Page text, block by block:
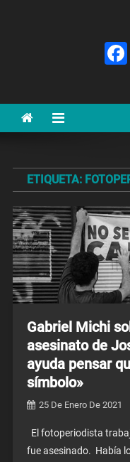
ETIQUETA:
Gabriel Michi
asesinato de
ayuda pensar
símbolo»
25 De Enero De 2021
El fotoperiodista
fue asesinado. Había